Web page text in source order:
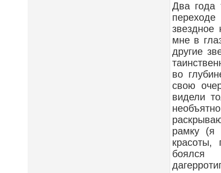
Два года
звездное
мне в
другие
во
свою
видели
рамку (я
боялся